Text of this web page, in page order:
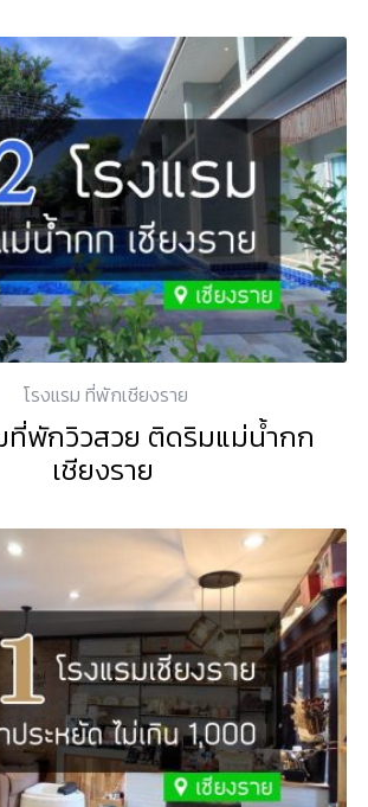
โรงแรม ที่พักเชียงราย
ที่พักวิวสวย ติดริมแม่น้ำกก
เชียงราย